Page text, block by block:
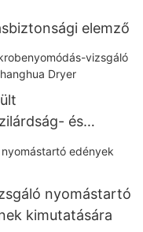
elemző
és
Dryer
nyomástartó
kimutatására